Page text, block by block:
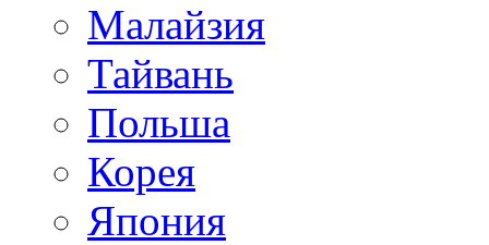
Малайзия
Тайвань
Польша
Корея
Япония